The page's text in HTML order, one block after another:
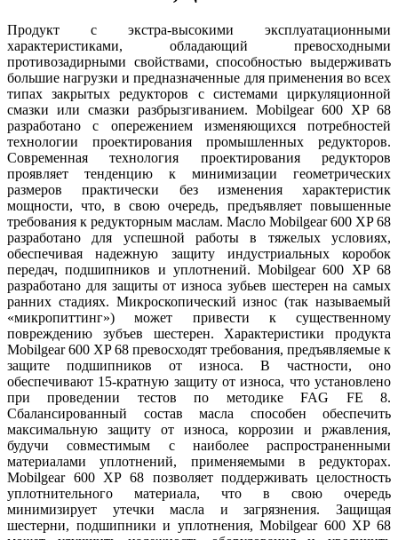
Продукт с экстра-высокими эксплуатационными
характеристиками, обладающий превосходными
противозадирными свойствами, способностью выдерживать
большие нагрузки и предназначенные для применения во всех
типах закрытых редукторов с системами циркуляционной
смазки или смазки разбрызгиванием. Mobilgear 600 XP 68
разработано с опережением изменяющихся потребностей
технологии проектирования промышленных редукторов.
Современная технология проектирования редукторов
проявляет тенденцию к минимизации геометрических
размеров практически без изменения характеристик
мощности, что, в свою очередь, предъявляет повышенные
требования к редукторным маслам. Масло Mobilgear 600 XP 68
разработано для успешной работы в тяжелых условиях,
обеспечивая надежную защиту индустриальных коробок
передач, подшипников и уплотнений. Mobilgear 600 XP 68
разработано для защиты от износа зубьев шестерен на самых
ранних стадиях. Микроскопический износ (так называемый
«микропиттинг») может привести к существенному
повреждению зубъев шестерен. Характеристики продукта
Mobilgear 600 XP 68 превосходят требования, предъявляемые к
защите подшипников от износа. В частности, оно
обеспечивают 15-кратную защиту от износа, что установлено
при проведении тестов по методике FAG FE 8.
Сбалансированный состав масла способен обеспечить
максимальную защиту от износа, коррозии и ржавления,
будучи совместимым с наиболее распространенными
материалами уплотнений, применяемыми в редукторах.
Mobilgear 600 XP 68 позволяет поддерживать целостность
уплотнительного материала, что в свою очередь
минимизирует утечки масла и загрязнения. Защищая
шестерни, подшипники и уплотнения, Mobilgear 600 XP 68